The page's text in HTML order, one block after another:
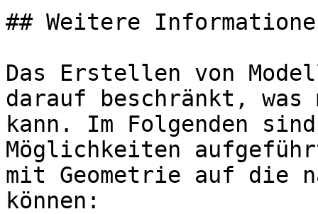
## Weitere
Das Erstellen von
darauf beschränkt,
kann. Im Folgenden
Möglichkeiten
mit Geometrie auf die
können: